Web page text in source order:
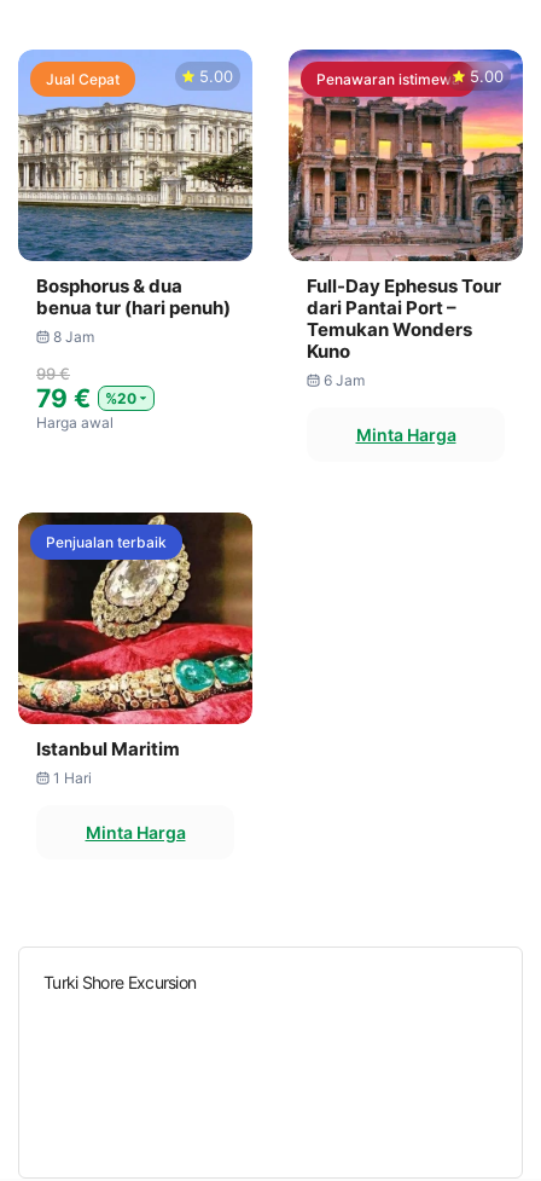
Jual Cepat 5.00
Bosphorus & dua
benua tur (hari penuh)
8 Jam
99 €
79 €
%20
Harga awal
Penawaran istimewa 5.00
Full-Day Ephesus Tour
dari Pantai Port –
Temukan Wonders
Kuno
6 Jam
Minta Harga
Penjualan terbaik
Istanbul Maritim
1 Hari
Minta Harga
Turki Shore Excursion